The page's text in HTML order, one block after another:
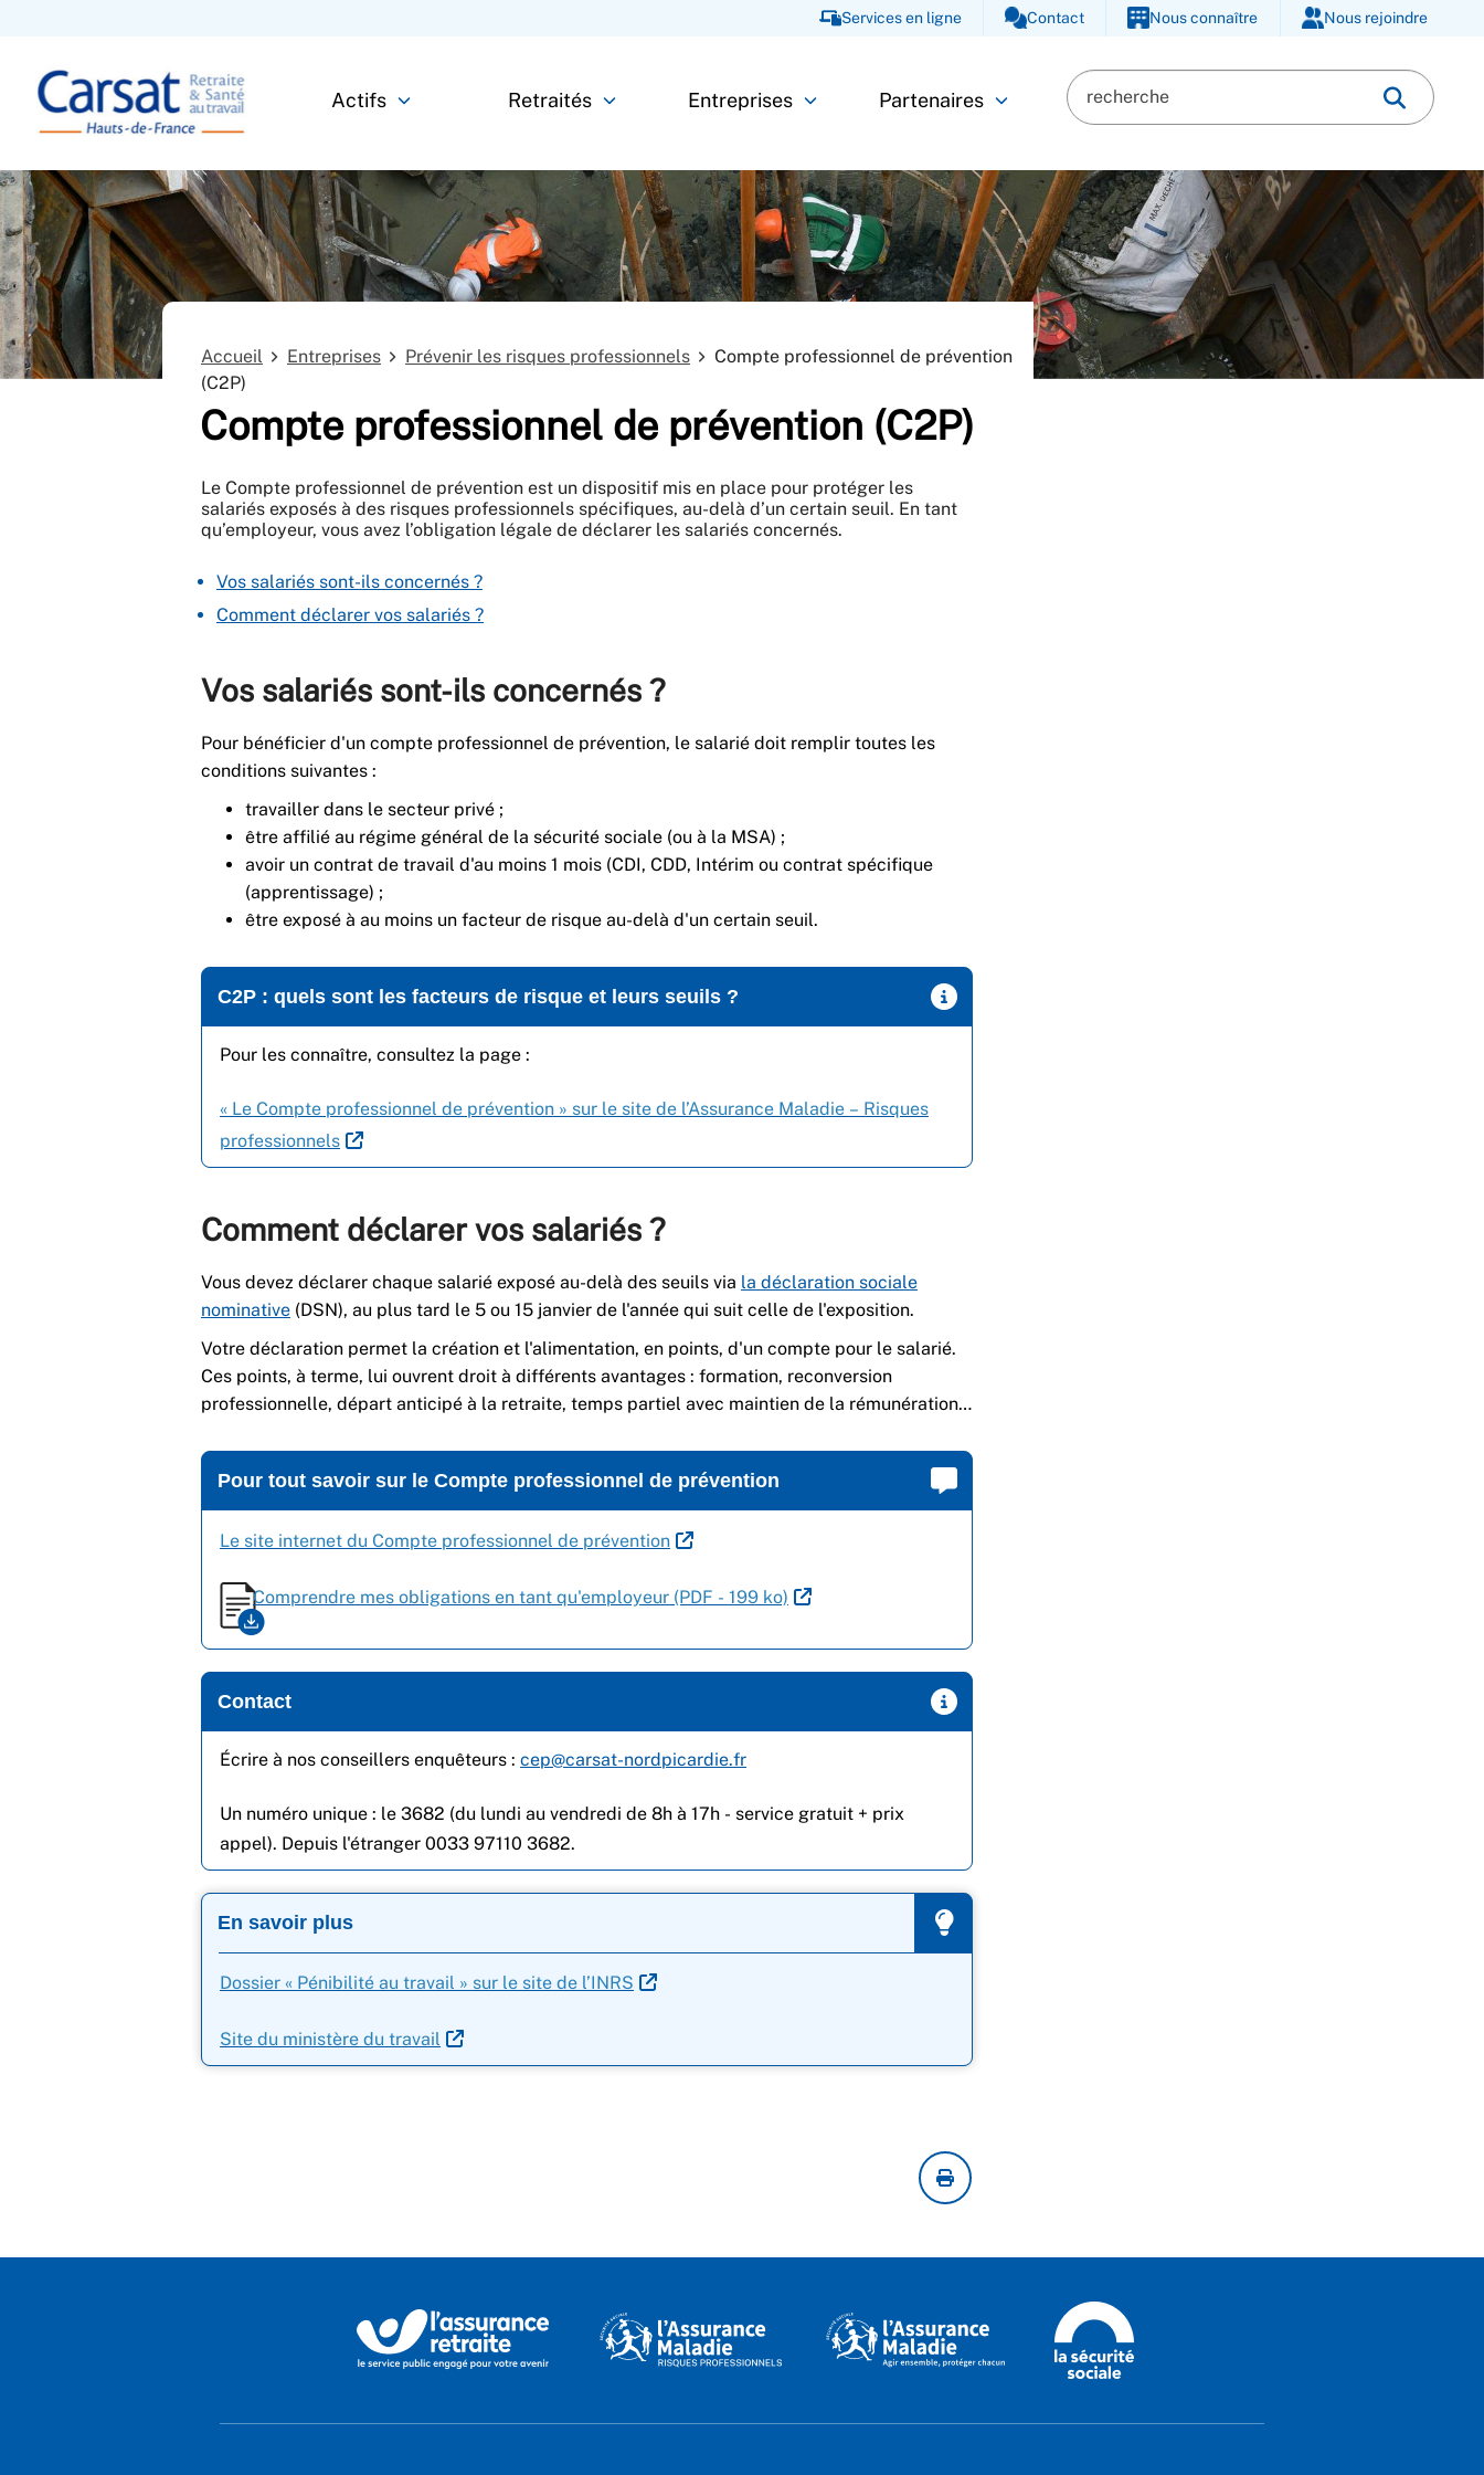
Services en ligne Contact Nous connaître Nous rejoindre
Actifs Retraités Entreprises Partenaires
Accueil Entreprises Prévenir les risques professionnels
Compte professionnel de prévention
(C2P)
Compte professionnel de prévention (C2P)
Le Compte professionnel de prévention est un dispositif mis en place pour protéger les
salariés exposés à des risques professionnels spécifiques, au-delà d’un certain seuil. En tant
qu’employeur, vous avez l’obligation légale de déclarer les salariés concernés.
Vos salariés sont-ils concernés ?
Comment déclarer vos salariés ?
Vos salariés sont-ils concernés ?
Pour bénéficier d'un compte professionnel de prévention, le salarié doit remplir toutes les
conditions suivantes :
travailler dans le secteur privé ;
être affilié au régime général de la sécurité sociale (ou à la MSA) ;
avoir un contrat de travail d'au moins 1 mois (CDI, CDD, Intérim ou contrat spécifique
(apprentissage) ;
être exposé à au moins un facteur de risque au-delà d'un certain seuil.
C2P : quels sont les facteurs de risque et leurs seuils ?
Pour les connaître, consultez la page :
« Le Compte professionnel de prévention » sur le site de l’Assurance Maladie – Risques
professionnels
Comment déclarer vos salariés ?
Vous devez déclarer chaque salarié exposé au-delà des seuils via la déclaration sociale
nominative (DSN), au plus tard le 5 ou 15 janvier de l'année qui suit celle de l'exposition.
Votre déclaration permet la création et l'alimentation, en points, d'un compte pour le salarié.
Ces points, à terme, lui ouvrent droit à différents avantages : formation, reconversion
professionnelle, départ anticipé à la retraite, temps partiel avec maintien de la rémunération…
Pour tout savoir sur le Compte professionnel de prévention
Le site internet du Compte professionnel de prévention
Comprendre mes obligations en tant qu'employeur (PDF - 199 ko)
Contact
Écrire à nos conseillers enquêteurs : cep@carsat-nordpicardie.fr
Un numéro unique : le 3682 (du lundi au vendredi de 8h à 17h - service gratuit + prix
appel). Depuis l'étranger 0033 97110 3682.
En savoir plus
Dossier « Pénibilité au travail » sur le site de l’INRS
Site du ministère du travail